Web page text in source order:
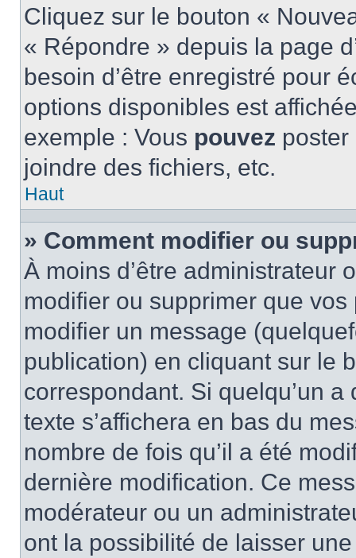
Cliquez sur le bouton «
« Répondre » depuis la page
besoin d’être enregistré pour
options disponibles est
exemple : Vous pouvez
joindre des fichiers, etc.
Haut
» Comment modifier ou
À moins d’être administrateur
modifier ou supprimer que
modifier un message
publication) en cliquant sur le
correspondant. Si quelqu’un
texte s’affichera en bas du
nombre de fois qu’il a été
dernière modification. Ce
modérateur ou un
ont la possibilité de laisser